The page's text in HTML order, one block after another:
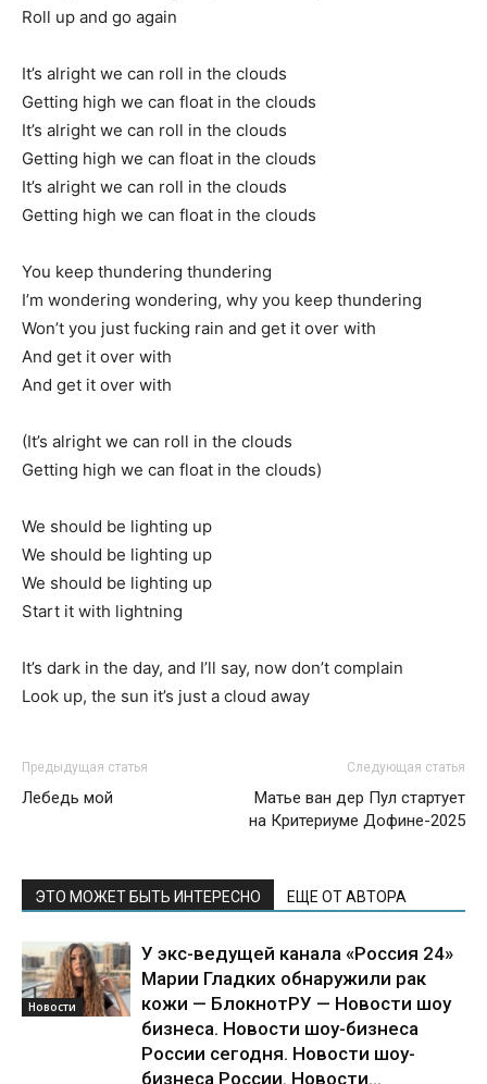
Roll up and go again
It’s alright we can roll in the clouds
Getting high we can float in the clouds
It’s alright we can roll in the clouds
Getting high we can float in the clouds
It’s alright we can roll in the clouds
Getting high we can float in the clouds
You keep thundering thundering
I’m wondering wondering, why you keep thundering
Won’t you just fucking rain and get it over with
And get it over with
And get it over with
(It’s alright we can roll in the clouds
Getting high we can float in the clouds)
We should be lighting up
We should be lighting up
We should be lighting up
Start it with lightning
It’s dark in the day, and I’ll say, now don’t complain
Look up, the sun it’s just a cloud away
Предыдущая статья
Лебедь мой
Следующая статья
Матье ван дер Пул стартует
на Критериуме Дофине-2025
ЭТО МОЖЕТ БЫТЬ ИНТЕРЕСНО ЕЩЕ ОТ АВТОРА
Новости
У экс-ведущей канала «Россия 24»
Марии Гладких обнаружили рак
кожи — БлокнотРУ — Новости шоу
бизнеса. Новости шоу-бизнеса
России сегодня. Новости шоу-
бизнеса России. Новости...